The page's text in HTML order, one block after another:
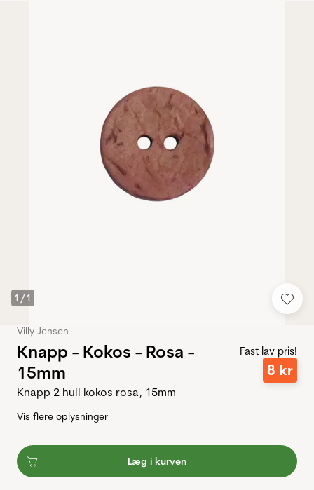
1 /1
Villy Jensen
Knapp - Kokos - Rosa -
15mm
Fast lav pris!
8 kr
Knapp 2 hull kokos rosa, 15mm
Vis flere oplysninger
Læg i kurven